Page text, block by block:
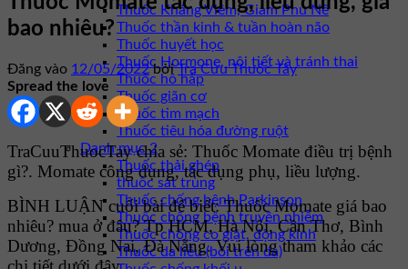
Thuốc Kháng Viêm, Giảm Phù Nề
Thuốc thần kinh & tuần hoàn não
Thuốc huyết học
Thuốc Hormone, nội tiết và tránh thai
Thuốc hô hấp
Thuốc giãn cơ
Thuốc tim mạch
Thuốc tiêu hóa đường ruột
Danh mục 2
Thuốc thải ghép
thuốc sát trùng
Thuốc chống bệnh Parkinson
Thuốc chống bệnh truyền nhiễm
Thuốc chống co giật, động kinh
Thuốc da liễu (bôi trên da)
bao nhiêu?
Đăng vào 12/05/2022 bởiTra Cứu Thuốc Tây
Spread the love
TraCuuThuocTay chia sẻ: Thuốc Momate điều trị bệnh
gì?. Momate công dụng, tác dụng phụ, liều lượng.
BÌNH LUẬN cuối bài để biết: Thuốc Momate giá bao
nhiêu? mua ở đâu? Tp HCM, Hà Nội, Cần Thơ, Bình
Dương, Đồng Nai, Đà Nẵng. Vui lòng tham khảo các